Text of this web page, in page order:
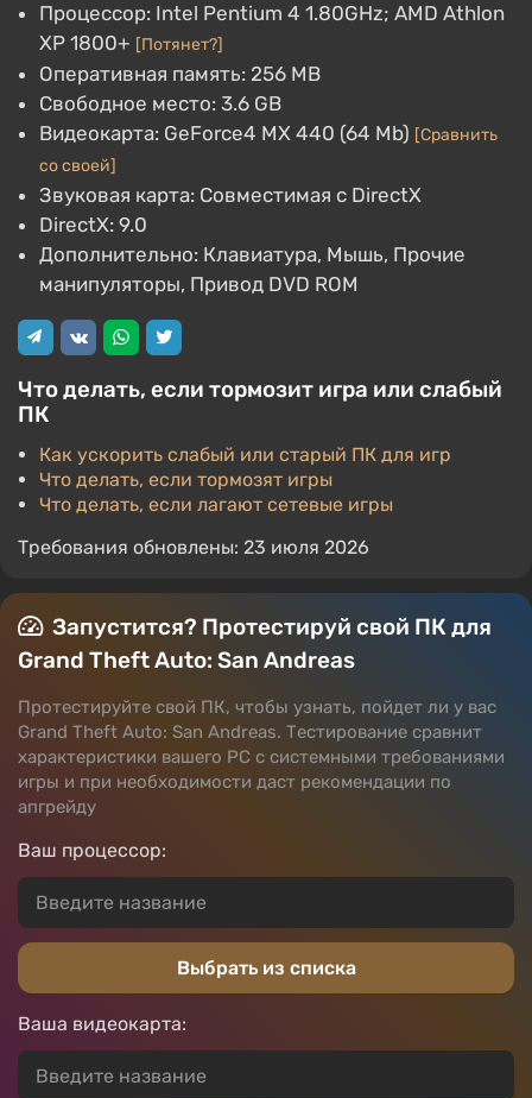
Процессор: Intel Pentium 4 1.80GHz; AMD Athlon
XP 1800+ [Потянет?]
Оперативная память: 256 MB
Свободное место: 3.6 GB
Видеокарта: GeForce4 MX 440 (64 Mb) [Сравнить
со своей]
Звуковая карта: Совместимая с DirectX
DirectX: 9.0
Дополнительно: Клавиатура, Мышь, Прочие
манипуляторы, Привод DVD ROM
Что делать, если тормозит игра или слабый
ПК
Как ускорить слабый или старый ПК для игр
Что делать, если тормозят игры
Что делать, если лагают сетевые игры
Требования обновлены: 23 июля 2026
Запустится? Протестируй свой ПК для
Grand Theft Auto: San Andreas
Протестируйте свой ПК, чтобы узнать, пойдет ли у вас
Grand Theft Auto: San Andreas. Тестирование сравнит
характеристики вашего PC с системными требованиями
игры и при необходимости даст рекомендации по
апгрейду
Ваш процессор:
Выбрать из списка
Ваша видеокарта: